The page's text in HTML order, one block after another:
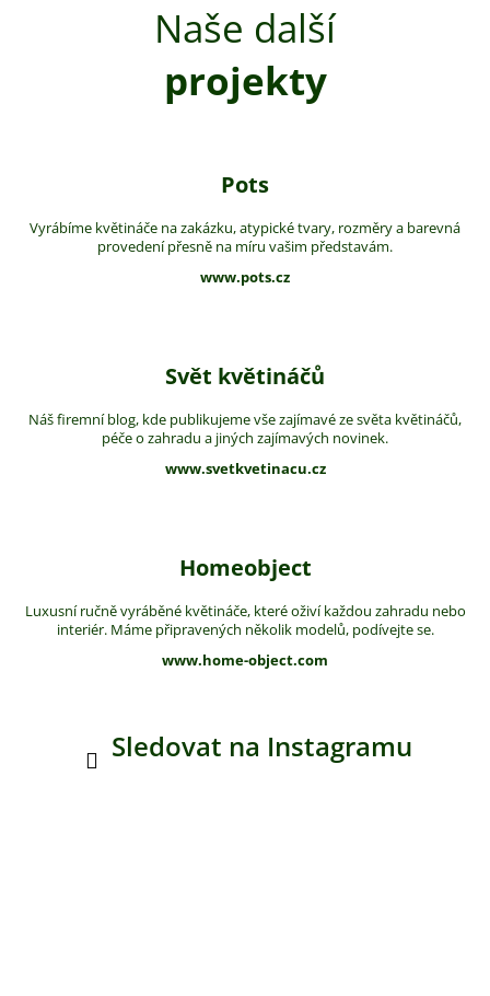
Naše další
projekty
Pots
Vyrábíme květináče na zakázku, atypické tvary, rozměry a barevná
provedení přesně na míru vašim představám.
www.pots.cz
Svět květináčů
Náš firemní blog, kde publikujeme vše zajímavé ze světa květináčů,
péče o zahradu a jiných zajímavých novinek.
www.svetkvetinacu.cz
Homeobject
Luxusní ručně vyráběné květináče, které oživí každou zahradu nebo
interiér. Máme připravených několik modelů, podívejte se.
www.home-object.com
Sledovat na Instagramu